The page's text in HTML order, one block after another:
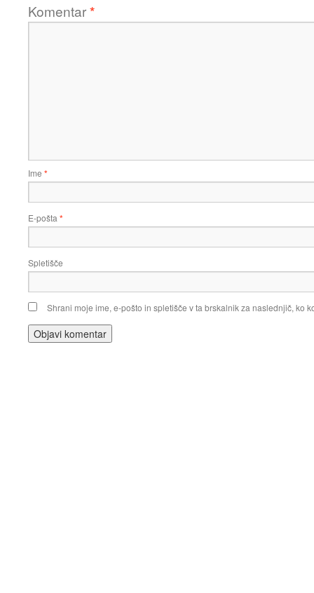
Komentar*
Ime *
E-pošta *
Spletišče
Shrani moje ime, e-pošto in spletišče v ta brskalnik za naslednjič, ko